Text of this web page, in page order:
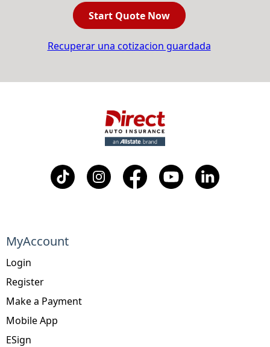
Start Quote Now
Recuperar una cotizacion guardada
MyAccount
Login
Register
Make a Payment
Mobile App
ESign